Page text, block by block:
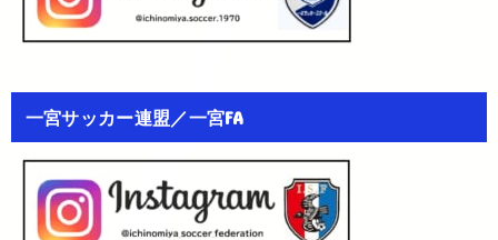
一宮サッカー連盟／一宮FA